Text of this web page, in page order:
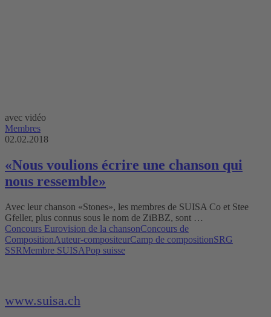
avec vidéo
Membres
02.02.2018
«Nous voulions écrire une chanson qui
nous ressemble»
Avec leur chanson «Stones», les membres de SUISA Co et Stee
Gfeller, plus connus sous le nom de ZiBBZ, sont …
Concours Eurovision de la chansonConcours de
CompositionAuteur-compositeurCamp de compositionSRG
SSRMembre SUISAPop suisse
www.suisa.ch